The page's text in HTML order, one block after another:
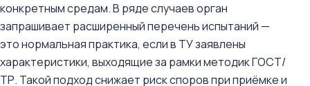
конкретным средам. В ряде случаев орган
запрашивает расширенный перечень испытаний —
это нормальная практика, если в ТУ заявлены
характеристики, выходящие за рамки методик ГОСТ/
ТР. Такой подход снижает риск споров при приёмке и